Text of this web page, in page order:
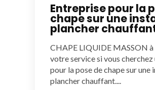
Entreprise pour la
chape sur une
plancher
CHAPE LIQUIDE MASSON à
votre service si vous
pour la pose de chape sur une
plancher chauffant....